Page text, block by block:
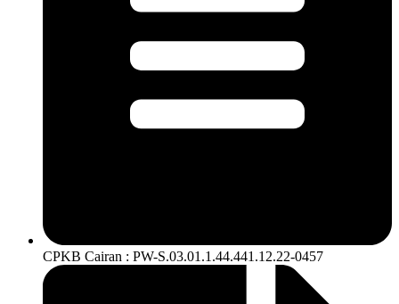
CPKB Cairan : PW-S.03.01.1.44.441.12.22-0457